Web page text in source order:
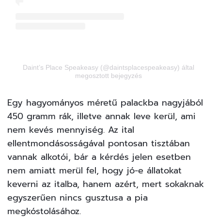
Daint’s Place Speakeasy (@daintsplacespeakeasy) által
megosztott bejegyzés
Egy hagyományos méretű palackba nagyjából
450 gramm rák, illetve annak leve kerül, ami
nem kevés mennyiség. Az ital
ellentmondásosságával pontosan tisztában
vannak alkotói, bár a kérdés jelen esetben
nem amiatt merül fel, hogy jó-e állatokat
keverni az italba, hanem azért, mert sokaknak
egyszerűen nincs gusztusa a pia
megkóstolásához.